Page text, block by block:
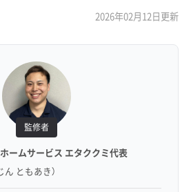
2026年02月12日更新
監修者
ームサービス エタククミ代表
ん ともあき）